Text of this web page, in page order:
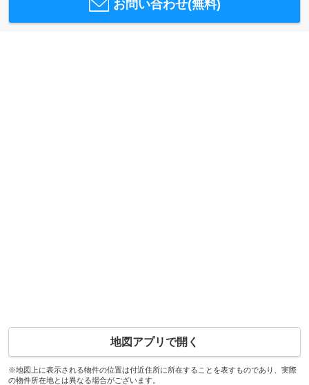
お問い合わせ(無料)
地図アプリで開く
※地図上に表示される物件の位置は付近住所に所在することを表すものであり、実際
の物件所在地とは異なる場合がございます。